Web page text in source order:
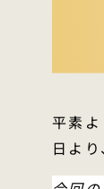
平素
日よ